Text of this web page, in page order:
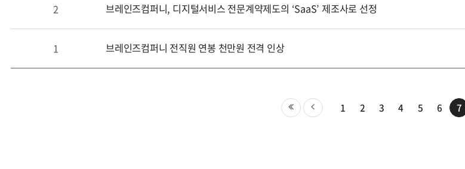
작성자,
2 브레인즈컴퍼니, 디지털서비스 전문계약제도의 ‘SaaS’ 제조사로 선정
1 브레인즈컴퍼니 전직원 연봉 천만원 전격 인상
1 2 3 4 5 6 7